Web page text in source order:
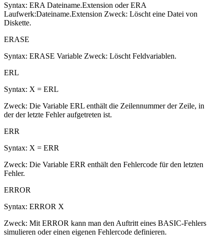
Syntax: ERA Dateiname.Extension oder ERA
Laufwerk:Dateiname.Extension Zweck: Löscht eine Datei von
Diskette.
ERASE
Syntax: ERASE Variable Zweck: Löscht Feldvariablen.
ERL
Syntax: X = ERL
Zweck: Die Variable ERL enthält die Zeilennummer der Zeile, in
der der letzte Fehler aufgetreten ist.
ERR
Syntax: X = ERR
Zweck: Die Variable ERR enthält den Fehlercode für den letzten
Fehler.
ERROR
Syntax: ERROR X
Zweck: Mit ERROR kann man den Auftritt eines BASIC-Fehlers
simulieren oder einen eigenen Fehlercode definieren.